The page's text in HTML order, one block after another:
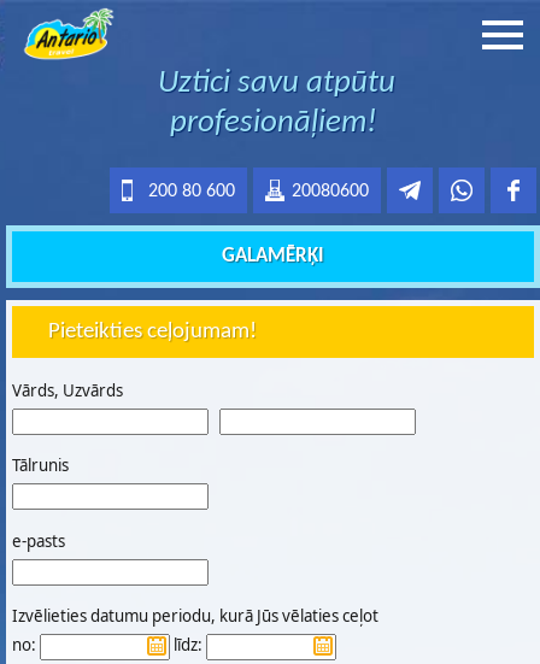
Uztici savu atpūtu
profesionāļiem!
20080600
200 80 600
GALAMĒRĶI
Pieteikties ceļojumam!
Vārds, Uzvārds
Tālrunis
e-pasts
Izvēlieties datumu periodu, kurā Jūs vēlaties ceļot
no:
līdz: